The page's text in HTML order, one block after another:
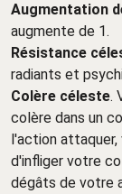
Augmentation
augmente de 1.
Résistance
radiants et
Colère céleste.
colère dans un
l'action
d'infliger votre
dégâts de votre